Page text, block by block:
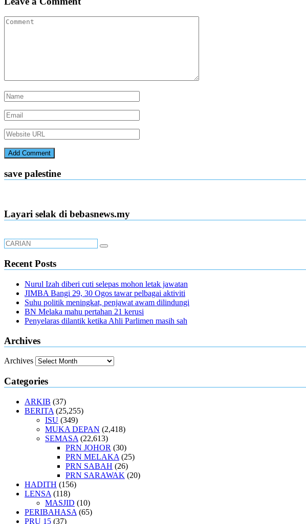
save palestine
Layari selak di bebasnews.my
Recent Posts
Nurul Izah diberi cuti selepas mohon letak jawatan
JIMBA Bangi 29, 30 Ogos tawar pelbagai aktiviti
Suhu politik meningkat, penjawat awam dilindungi
BN Melaka mahu pertahan 21 kerusi
Penyelaras dilantik ketika Ahli Parlimen masih sah
Archives
Archives
Categories
ARKIB (37)
BERITA (25,255)
ISU (349)
MUKA DEPAN (2,418)
SEMASA (22,613)
PRN JOHOR (30)
PRN MELAKA (25)
PRN SABAH (26)
PRN SARAWAK (20)
HADITH (156)
LENSA (118)
MASJID (10)
PERIBAHASA (65)
PRU 15 (37)